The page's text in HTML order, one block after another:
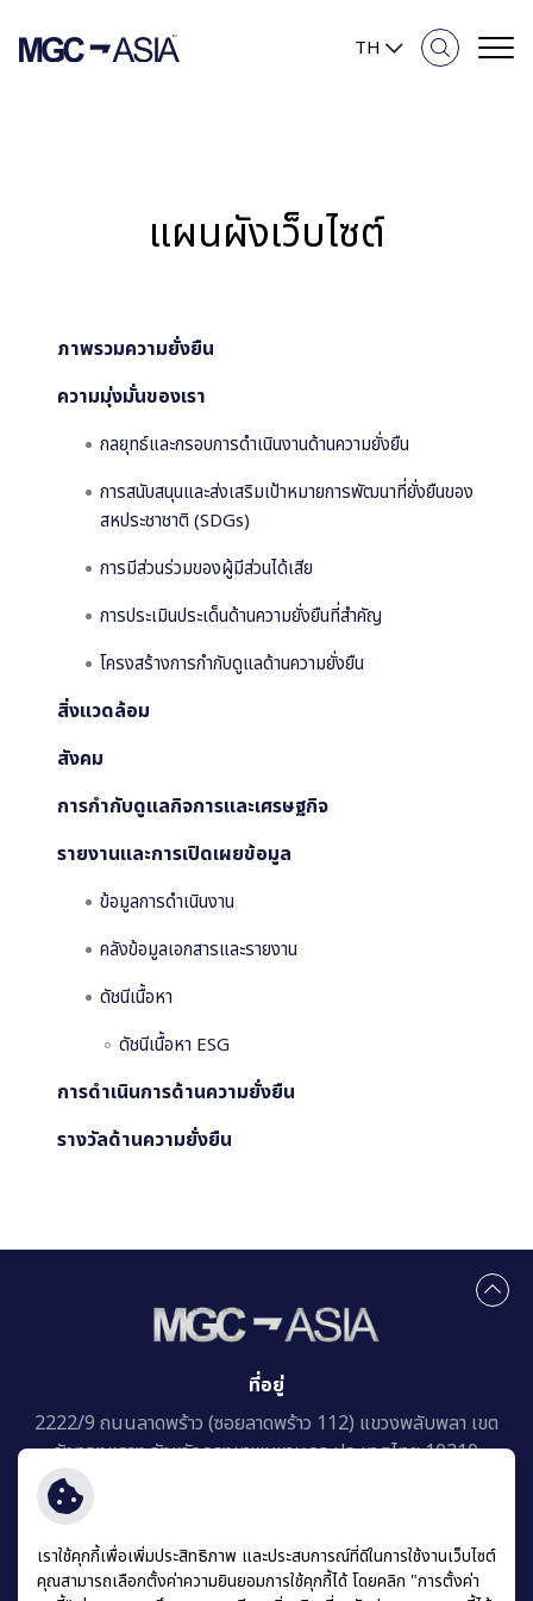
TH
ความมุ่งมั่นของเรา
สังคม
การกำกับดูแลกิจการและเศรษฐกิจ
รายงานและการเปิดเผยข้อมูล
การดำเนินการด้านความยั่งยืน
แผนผังเว็บไซต์
ภาพรวมความยั่งยืน
ความมุ่งมั่นของเรา
กลยุทธ์และกรอบการดำเนินงานด้านความยั่งยืน
การสนับสนุนและส่งเสริมเป้าหมายการพัฒนาที่ยั่งยืนของ
สหประชาชาติ (SDGs)
การมีส่วนร่วมของผู้มีส่วนได้เสีย
การประเมินประเด็นด้านความยั่งยืนที่สำคัญ
โครงสร้างการกำกับดูแลด้านความยั่งยืน
สิ่งแวดล้อม
สังคม
การกำกับดูแลกิจการและเศรษฐกิจ
รายงานและการเปิดเผยข้อมูล
ข้อมูลการดำเนินงาน
คลังข้อมูลเอกสารและรายงาน
ดัชนีเนื้อหา
ดัชนีเนื้อหา ESG
การดำเนินการด้านความยั่งยืน
รางวัลด้านความยั่งยืน
ที่อยู่
2222/9 ถนนลาดพร้าว (ซอยลาดพร้าว 112) แขวงพลับพลา เขต
วังทองหลางจังหวัดกรุงเทพมหานคร ประเทศไทย 10310
เราใช้คุกกี้เพื่อเพิ่มประสิทธิภาพ และประสบการณ์ที่ดีในการใช้งานเว็บไซต์
คุณสามารถเลือกตั้งค่าความยินยอมการใช้คุกกี้ได้ โดยคลิก "การตั้งค่า